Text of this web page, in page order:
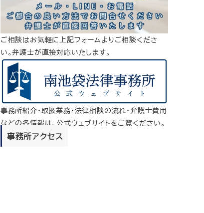
ご相談はお気軽に上記フォームよりご相談くださ
い。弁護士が直接対応いたします。
事務所紹介・取扱業務・法律相談の流れ・弁護士費用
などの各情報は、公式ウェブサイトをご覧ください。
事務所アクセス